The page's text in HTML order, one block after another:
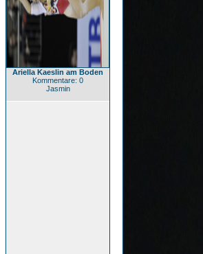
Ariella Kaeslin am Boden
Kommentare: 0
Jasmin